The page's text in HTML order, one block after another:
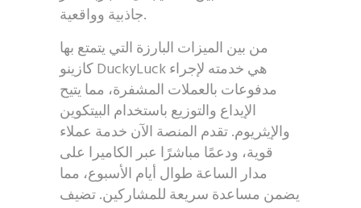
جاذبية وواقعية.
من بين الميزات البارزة التي يتمتع بها
كازينو DuckyLuck هي خدمته لإجراء
مدفوعات بالعملات المشفرة، مما يتيح
الإيداع والتوزيع باستخدام البيتكوين
والإيثريوم. تقدم المنصة الآن خدمة عملاء
قوية، ودعمًا مباشرًا عبر الكاميرا على
مدار الساعة طوال أيام الأسبوع، مما
يضمن مساعدة سريعة للمشاركين. تضيف